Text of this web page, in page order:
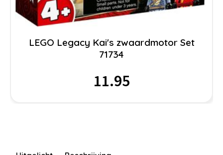
LEGO Legacy Kai's zwaardmotor Set
71734
11.95